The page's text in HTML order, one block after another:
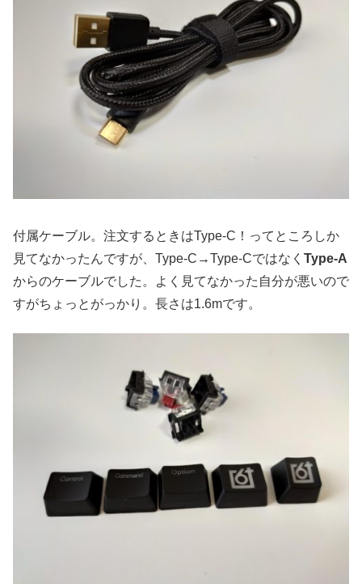
付属ケーブル。注文するときはType-C！ってところしか
見てなかったんですが、Type-C→Type-Cではなく Type-A
からのケーブルでした。よく見てなかった自分が悪いので
すがちょっとがっかり。長さは1.6mです。